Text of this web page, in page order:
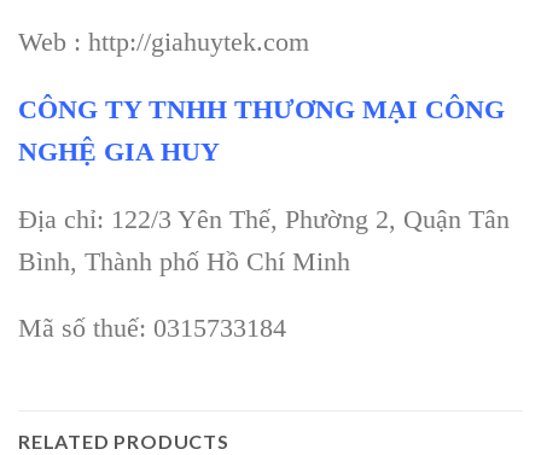
Web : http://giahuytek.com
CÔNG TY TNHH THƯƠNG MẠI CÔNG
NGHỆ GIA HUY
Địa chỉ: 122/3 Yên Thế, Phường 2, Quận Tân
Bình, Thành phố Hồ Chí Minh
Mã số thuế: 0315733184
RELATED PRODUCTS